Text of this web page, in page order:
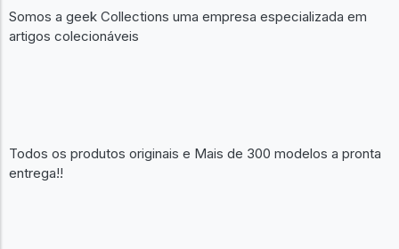
Somos a geek Collections uma empresa especializada em
artigos colecionáveis
Todos os produtos originais e Mais de 300 modelos a pronta
entrega!!